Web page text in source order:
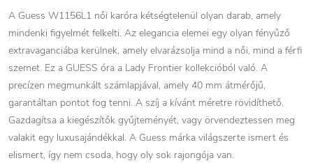
A Guess W1156L1 női karóra kétségtelenül olyan darab, amely
mindenki figyelmét felkelti. Az elegancia elemei egy olyan fényűző
extravaganciába kerülnek, amely elvarázsolja mind a női, mind a férfi
szemet. Ez a GUESS óra a Lady Frontier kollekcióból való. A
precízen megmunkált számlapjával, amely 40 mm átmérőjű,
garantáltan pontot fog tenni. A szíj a kívánt méretre rövidíthető.
Gazdagítsa a kiegészítők gyűjteményét, vagy örvendeztessen meg
valakit egy luxusajándékkal. A Guess márka világszerte ismert és
elismert, így nem csoda, hogy oly sok rajongója van.